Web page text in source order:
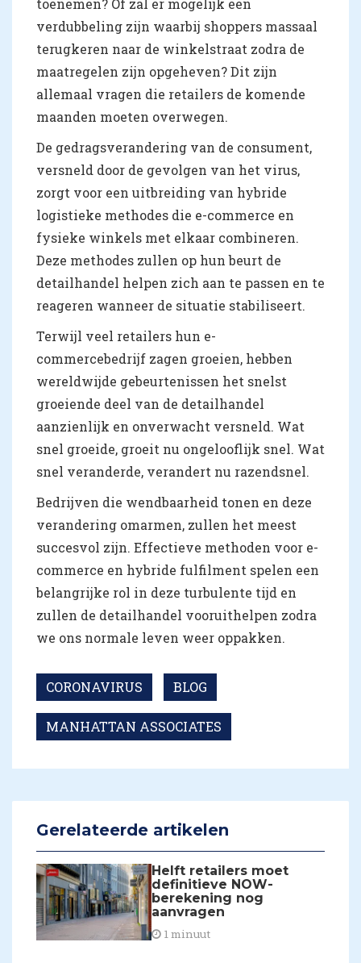
verdubbeling zijn waarbij shoppers massaal
terugkeren naar de winkelstraat zodra de
maatregelen zijn opgeheven? Dit zijn
allemaal vragen die retailers de komende
maanden moeten overwegen.
De gedragsverandering van de consument,
versneld door de gevolgen van het virus,
zorgt voor een uitbreiding van hybride
logistieke methodes die e-commerce en
fysieke winkels met elkaar combineren.
Deze methodes zullen op hun beurt de
detailhandel helpen zich aan te passen en te
reageren wanneer de situatie stabiliseert.
Terwijl veel retailers hun e-
commercebedrijf zagen groeien, hebben
wereldwijde gebeurtenissen het snelst
groeiende deel van de detailhandel
aanzienlijk en onverwacht versneld. Wat
snel groeide, groeit nu ongelooflijk snel. Wat
snel veranderde, verandert nu razendsnel.
Bedrijven die wendbaarheid tonen en deze
verandering omarmen, zullen het meest
succesvol zijn. Effectieve methoden voor e-
commerce en hybride fulfilment spelen een
belangrijke rol in deze turbulente tijd en
zullen de detailhandel vooruithelpen zodra
we ons normale leven weer oppakken.
CORONAVIRUS BLOG
MANHATTAN ASSOCIATES
Gerelateerde artikelen
Helft retailers moet
definitieve NOW-
berekening nog
aanvragen
1 minuut